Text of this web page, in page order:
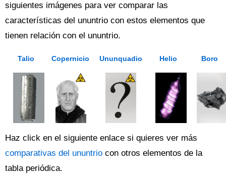
siguientes imágenes para ver comparar las
características del ununtrio con estos elementos que
tienen relación con el ununtrio.
Talio Copernicio Ununquadio Helio Boro
Haz click en el siguiente enlace si quieres ver más
comparativas del ununtrio con otros elementos de la
tabla periódica.